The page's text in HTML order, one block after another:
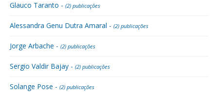
Glauco Taranto - (2) publicações
Alessandra Genu Dutra Amaral - (2) publicações
Jorge Arbache - (2) publicações
Sergio Valdir Bajay - (2) publicações
Solange Pose - (2) publicações